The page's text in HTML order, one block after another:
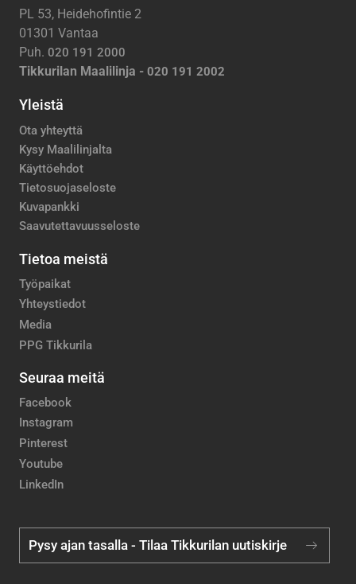
PL 53, Heidehofintie 2
01301 Vantaa
Puh. 020 191 2000
Tikkurilan Maalilinja - 020 191 2002
Yleistä
Ota yhteyttä
Kysy Maalilinjalta
Käyttöehdot
Tietosuojaseloste
Kuvapankki
Saavutettavuusseloste
Tietoa meistä
Työpaikat
Yhteystiedot
Media
PPG Tikkurila
Seuraa meitä
Facebook
Instagram
Pinterest
Youtube
LinkedIn
Pysy ajan tasalla - Tilaa Tikkurilan uutiskirje